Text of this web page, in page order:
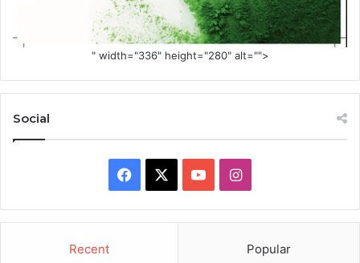
" width="336" height="280" alt="">
Social
Facebook YouTubeInstagram
Recent Popular